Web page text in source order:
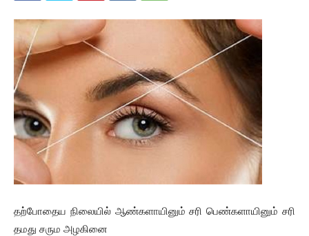
தற்போதைய நிலையில் ஆண்களாயினும் சரி பெண்களாயினும் சரி
தமது சரும அழகினை